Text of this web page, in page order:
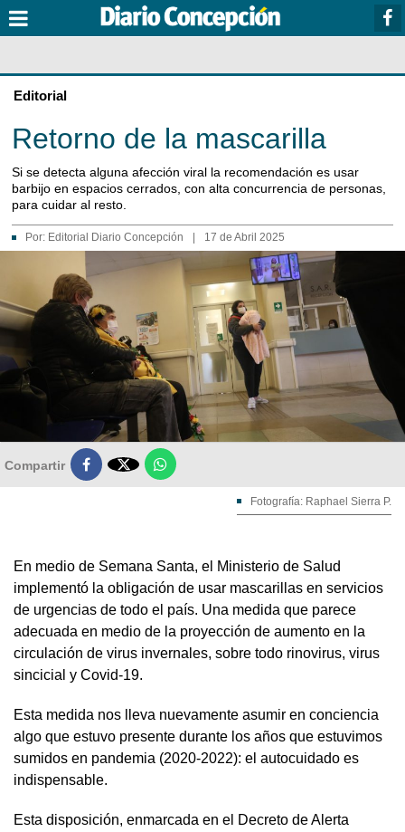
Editorial
Retorno de la mascarilla
Si se detecta alguna afección viral la recomendación es usar
barbijo en espacios cerrados, con alta concurrencia de personas,
para cuidar al resto.
Por: Editorial Diario Concepción 17 de Abril 2025
Compartir 
Fotografía: Raphael Sierra P.
En medio de Semana Santa, el Ministerio de Salud
implementó la obligación de usar mascarillas en servicios
de urgencias de todo el país. Una medida que parece
adecuada en medio de la proyección de aumento en la
circulación de virus invernales, sobre todo rinovirus, virus
sincicial y Covid-19.
Esta medida nos lleva nuevamente asumir en conciencia
algo que estuvo presente durante los años que estuvimos
sumidos en pandemia (2020-2022): el autocuidado es
indispensable.
Esta disposición, enmarcada en el Decreto de Alerta